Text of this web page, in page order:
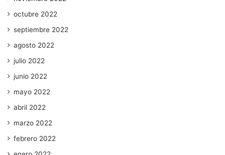
octubre 2022
septiembre 2022
agosto 2022
julio 2022
junio 2022
mayo 2022
abril 2022
marzo 2022
febrero 2022